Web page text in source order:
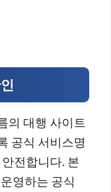
의 대행 사이트
공식 서비스명
전합니다. 본
영하는 공식